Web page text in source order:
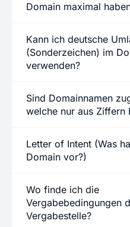
Domain maximal
Kann ich deutsche
(Sonderzeichen) im
verwenden?
Sind Domainnamen
welche nur aus Ziffern
Letter of Intent (Was
Domain vor?)
Wo finde ich die
Vergabebedingungen
Vergabestelle?